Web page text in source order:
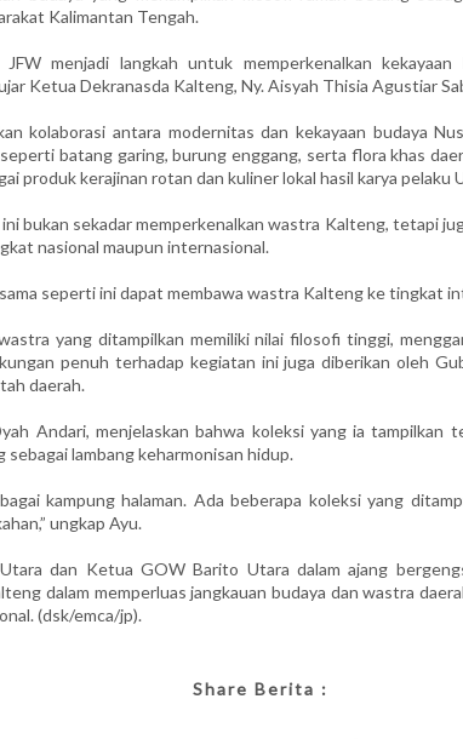
Kalimantan Tengah.
menjadi langkah untuk memperkenalkan
Ketua Dekranasda Kalteng, Ny. Aisyah Thisia Agustiar
kolaborasi antara modernitas dan kekayaan budaya
batang garing, burung enggang, serta flora khas
produk kerajinan rotan dan kuliner lokal hasil karya
bukan sekadar memperkenalkan wastra Kalteng, tetapi
nasional maupun internasional.
seperti ini dapat membawa wastra Kalteng ke tingkat
yang ditampilkan memiliki nilai filosofi tinggi,
penuh terhadap kegiatan ini juga diberikan oleh
daerah.
Andari, menjelaskan bahwa koleksi yang ia tampilkan
lambang keharmonisan hidup.
kampung halaman. Ada beberapa koleksi yang
ungkap Ayu.
dan Ketua GOW Barito Utara dalam ajang
dalam memperluas jangkauan budaya dan wastra
(dsk/emca/jp).
Share Berita :